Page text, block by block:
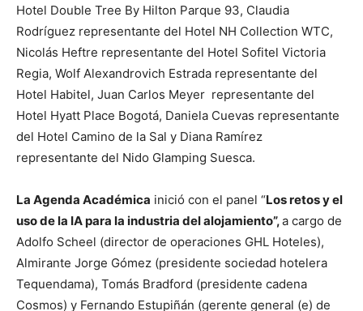
Hotel Double Tree By Hilton Parque 93, Claudia
Rodríguez representante del Hotel NH Collection WTC,
Nicolás Heftre representante del Hotel Sofitel Victoria
Regia, Wolf Alexandrovich Estrada representante del
Hotel Habitel, Juan Carlos Meyer representante del
Hotel Hyatt Place Bogotá, Daniela Cuevas representante
del Hotel Camino de la Sal y Diana Ramírez
representante del Nido Glamping Suesca.
La Agenda Académica inició con el panel “Los retos y el
uso de la IA para la industria del alojamiento”,a cargo de
Adolfo Scheel (director de operaciones GHL Hoteles),
Almirante Jorge Gómez (presidente sociedad hotelera
Tequendama), Tomás Bradford (presidente cadena
Cosmos) y Fernando Estupiñán (gerente general (e) de